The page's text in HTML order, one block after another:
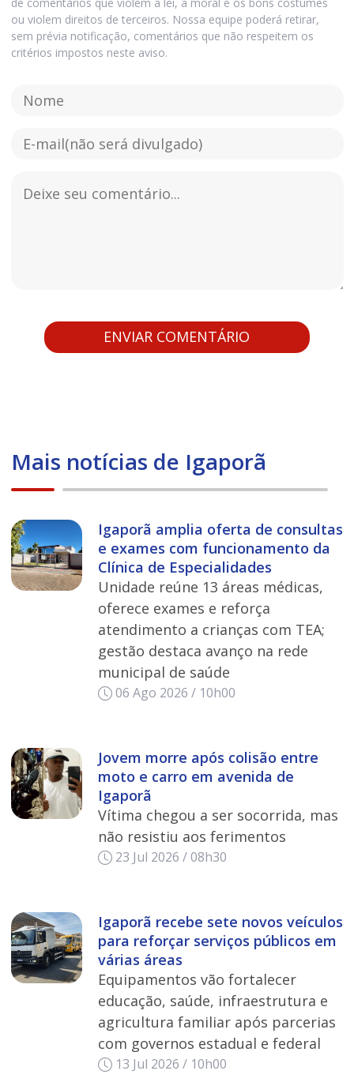
ou violem direitos de terceiros. Nossa equipe poderá retirar,
sem prévia notificação, comentários que não respeitem os
critérios impostos neste aviso.
Mais notícias de Igaporã
Igaporã amplia oferta de consultas
e exames com funcionamento da
Clínica de Especialidades
Unidade reúne 13 áreas médicas,
oferece exames e reforça
atendimento a crianças com TEA;
gestão destaca avanço na rede
municipal de saúde
06 Ago 2026 / 10h00
Jovem morre após colisão entre
moto e carro em avenida de
Igaporã
Vítima chegou a ser socorrida, mas
não resistiu aos ferimentos
23 Jul 2026 / 08h30
Igaporã recebe sete novos veículos
para reforçar serviços públicos em
várias áreas
Equipamentos vão fortalecer
educação, saúde, infraestrutura e
agricultura familiar após parcerias
com governos estadual e federal
13 Jul 2026 / 10h00